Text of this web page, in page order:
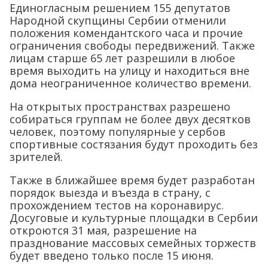
Единогласным решением 155 депутатов
Народной скупщины Сербии отменили
положения комендантского часа и прочие
ограничения свободы передвижений. Также
лицам старше 65 лет разрешили в любое
время выходить на улицу и находиться вне
дома неограниченное количество времени.
На открытых пространствах разрешено
собираться группам не более двух десятков
человек, поэтому популярные у сербов
спортивные состязания будут проходить без
зрителей.
Также в ближайшее время будет разработан
порядок выезда и въезда в страну, с
прохождением тестов на коронавирус.
Досуговые и культурные площадки в Сербии
откроются 31 мая, разрешение на
празднование массовых семейных торжеств
будет введено только после 15 июня.